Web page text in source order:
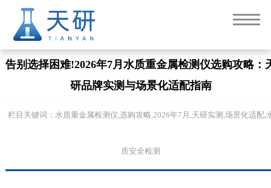
告别选择困难!2026年7月水质重金属检测仪选购攻略：
研品牌实测与场景化适配指南
栏目关键词：水质重金属检测仪,选购攻略,2026年7月,天研实测,场景化适配,
质安全检测